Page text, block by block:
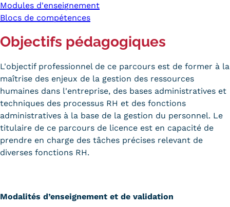
suites de parcours
Modalités d'enseignement
Formation en présentiel
Alternance
Enseignement à distance
Validation des Acquis de
l'Expérience (VAE)
Validation des études
Validation des acquis
Modules d'enseignement
Blocs de compétences
Objectifs pédagogiques
L'objectif professionnel de ce parcours est de former à la
maîtrise des enjeux de la gestion des ressources
humaines dans l'entreprise, des bases administratives et
techniques des processus RH et des fonctions
administratives à la base de la gestion du personnel. Le
titulaire de ce parcours de licence est en capacité de
prendre en charge des tâches précises relevant de
diverses fonctions RH.
Modalités d’enseignement et de validation